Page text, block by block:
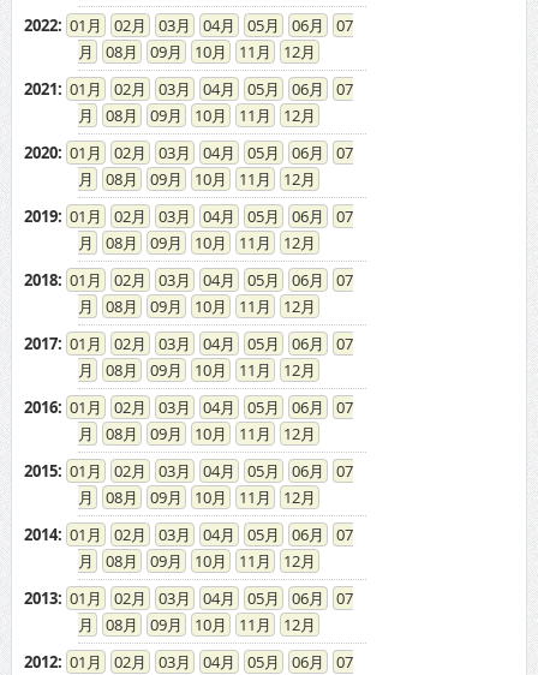
2022: 01 02 03 04 05 06
07
08
09 10 11
12
2021: 01 02 03 04 05 06
07
08
09 10 11
12
2020: 01 02 03 04 05 06
07
08
09 10 11
12
2019: 01 02 03 04 05 06
07
08
09 10 11
12
2018: 01 02 03 04 05 06
07
08
09 10 11
12
2017: 01 02 03 04 05 06
07
08
09 10 11
12
2016: 01 02 03 04 05 06
07
08
09 10 11
12
2015: 01 02 03 04 05 06
07
08
09 10 11
12
2014: 01 02 03 04 05 06
07
08
09 10 11
12
2013: 01 02 03 04 05 06
07
08
09 10 11
12
2012: 01 02 03 04 05 06
07